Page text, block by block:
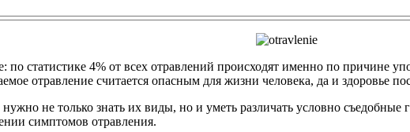
по статистике 4% от всех отравлений происходят именно по причине
отравление считается опасным для жизни человека, да и здоровье
не только знать их виды, но и уметь различать условно
симптомов отравления.